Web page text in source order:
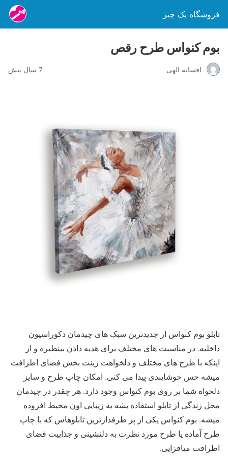
فروشگاه یک چیز
بوم کنواس طرح رقص
افسانه الهی 7 سال پیش
تابلو بوم کنواس از جدیدترین سبک های چیدمان دکوراسیون
داخلیه. در مناسبت های مختلف برای هدیه دادن بینطیره و از
اینکه با طرح های مختلف و دلخواهت زینت بخش فضای اطرافت
میشه حس خوشایندی پیدا می کنی. امکان چاپ طرح و سایز
دلخواه شما بر روی بوم کنواس وجود دارد. هر چقدر در چیدمان
محل زندگی از تابلو استفاده بشه به زیبایی اون محیط افزوده
میشه. بوم کنواس یکی از پر طرفدارترین تابلوهاس که با چاپ
طرح آماده یا طرح مورد نظرت به دلنشینی و جذابیت فضای
اطرافت میافزایی.